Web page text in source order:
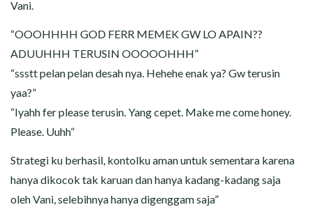
Vani.
“OOOHHHH GOD FERR MEMEK GW LO APAIN??
ADUUHHH TERUSIN OOOOOHHH”
“ssstt pelan pelan desah nya. Hehehe enak ya? Gw terusin
yaa?”
“Iyahh fer please terusin. Yang cepet. Make me come honey.
Please. Uuhh”
Strategi ku berhasil, kontolku aman untuk sementara karena
hanya dikocok tak karuan dan hanya kadang-kadang saja
oleh Vani, selebihnya hanya digenggam saja”